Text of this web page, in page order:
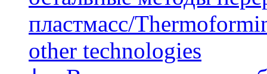
пластмасс/
other technologies